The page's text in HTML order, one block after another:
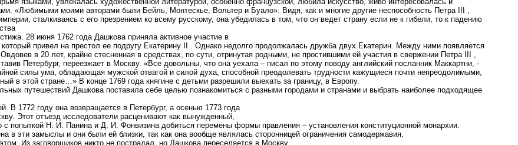
«Любимыми моими авторами были Бейль, Монтескье, Вольтер и Буало». Видя, как и многие другие неспособность Петра III ,
сталкиваясь с его презрением ко всему русскому, она убедилась в том, что он ведет страну если не к гибели, то к падению
28 июня 1762 года Дашкова приняла активное участие в
привел на престол ее подругу Екатерину II . Однако недолго продолжалась дружба двух Екатерин. Между ними появляется
в 20 лет, крайне стесненная в средствах, по сути, отринутая родными, не простившими ей участия в свержении Петра III ,
Петербург, переезжает в Москву. «Все довольны, что она уехала – писал по этому поводу английский посланник Маккартни, -
силы ума, обладающая мужской отвагой и силой духа, способной преодолевать трудности кажущиеся почти непреодолимыми,
в этой стране…» В конце 1769 года княгине с детьми разрешили выехать за границу, в Европу.
путешествий Дашкова поставила себе целью познакомиться с разными городами и странами и выбрать наиболее подходящее
В 1772 году она возвращается в Петербург, а осенью 1773 года
Этот отъезд исследователи расценивают как вынужденный,
с попыткой Н. И. Панина и Д. И. Фонвизина добиться перемены формы правления – установления конституционной монархии.
в эти замыслы и они были ей близки, так как она вообще являлась сторонницей ограничения самодержавия.
Из заговорщиков никто не пострадал, но Дашкова переселяется в Москву.